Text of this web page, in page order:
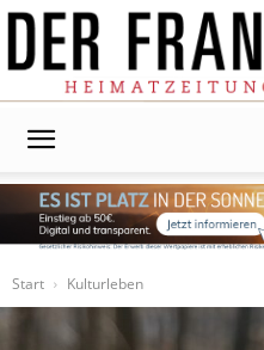
Start
Kulturleben